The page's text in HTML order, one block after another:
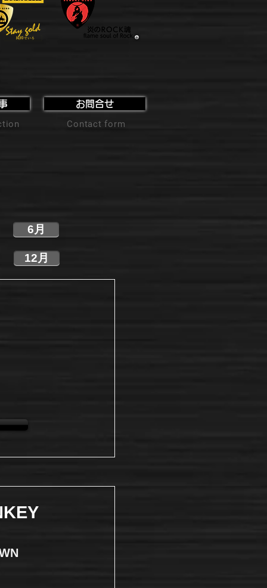
お問合せ
Contact form
6月
12月